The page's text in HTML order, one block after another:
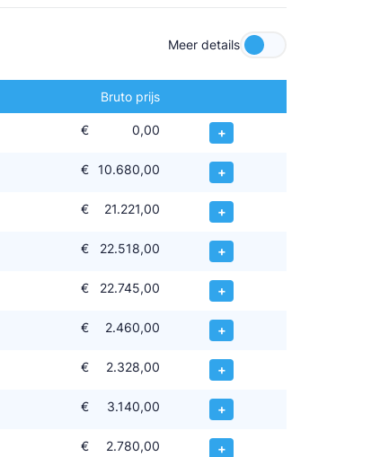
Meer details
Bruto prijs
€ 0,00 +
€ 10.680,00 +
€ 21.221,00 +
€ 22.518,00 +
€ 22.745,00 +
€ 2.460,00 +
€ 2.328,00 +
€ 3.140,00 +
€ 2.780,00 +